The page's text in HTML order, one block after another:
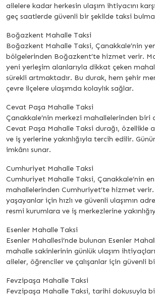
ailelere kadar herkesin ulaşım ihtiyacını
geç saatlerde güvenli bir şekilde taksi
Boğazkent Mahalle Taksi
Boğazkent Mahalle Taksi, Çanakkale’nin
bölgelerinden Boğazkent’te hizmet verir.
yeni yerleşim alanlarıyla dikkat çeken
sürekli artmaktadır. Bu durak, hem şehir
çevre ilçelere ulaşımda kolaylık sağlar.
Cevat Paşa Mahalle Taksi
Çanakkale’nin merkezi mahallelerinden biri
Cevat Paşa Mahalle Taksi durağı, özellikle
ve iş yerlerine yakınlığıyla tercih edilir.
imkânı sunar.
Cumhuriyet Mahalle Taksi
Cumhuriyet Mahalle Taksi, Çanakkale’nin
mahallelerinden Cumhuriyet’te hizmet
yaşayanlar için hızlı ve güvenli ulaşımın
resmi kurumlara ve iş merkezlerine
Esenler Mahalle Taksi
Esenler Mahallesi’nde bulunan Esenler
mahalle sakinlerinin günlük ulaşım
aileler, öğrenciler ve çalışanlar için güvenli
Fevzipaşa Mahalle Taksi
Fevzipaşa Mahalle Taksi, tarihi dokusuyla